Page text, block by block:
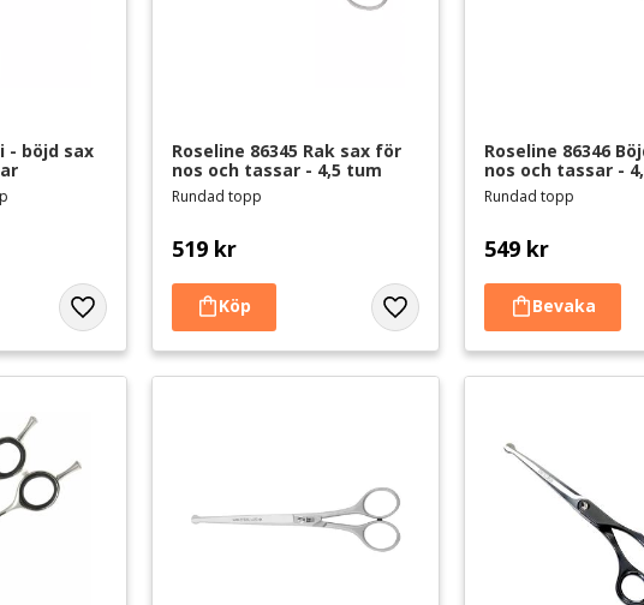
- böjd sax
Lägg till i favoriter
Roseline 86345 Rak sax för
nos och tassar - 4,5 tum
Rundad topp
519kr
Lägg till i favoriter
Roseline 86346
nos och tassar -
Rundad topp
549 kr